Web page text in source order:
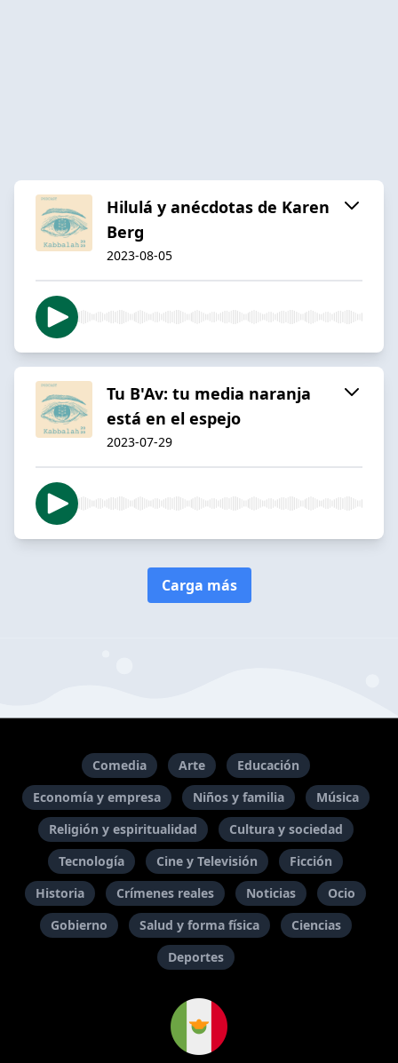
Hilulá y anécdotas de Karen
Berg
2023-08-05
Tu B'Av: tu media naranja
está en el espejo
2023-07-29
Carga más
Comedia Arte
Educación
Economía y empresa
Niños y familia
Música
Religión y espiritualidad
Cultura y sociedad
Tecnología
Cine y Televisión
Ficción
Historia
Crímenes reales Noticias
Ocio
Gobierno
Salud y forma física
Ciencias
Deportes